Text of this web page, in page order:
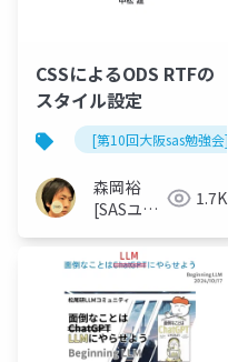
CSSによるODS RTFの
スタイル設定
[第10回大阪sas勉強会]
森岡裕
[SASユー
世話人]
1.7K